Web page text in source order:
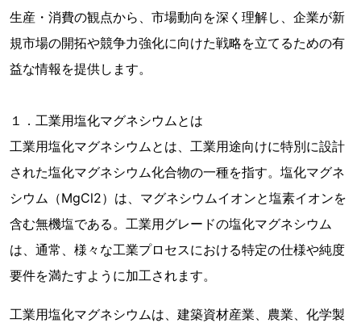
生産・消費の観点から、市場動向を深く理解し、企業が新
規市場の開拓や競争力強化に向けた戦略を立てるための有
益な情報を提供します。
１．工業用塩化マグネシウムとは
工業用塩化マグネシウムとは、工業用途向けに特別に設計
された塩化マグネシウム化合物の一種を指す。塩化マグネ
シウム（MgCl2）は、マグネシウムイオンと塩素イオンを
含む無機塩である。工業用グレードの塩化マグネシウム
は、通常、様々な工業プロセスにおける特定の仕様や純度
要件を満たすように加工されます。
工業用塩化マグネシウムは、建築資材産業、農業、化学製